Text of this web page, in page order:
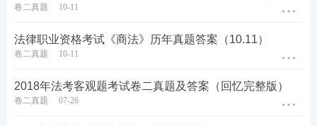
卷二真题 10-11
法律职业资格考试《商法》历年真题答案（10.11）
卷二真题 10-11
2018年法考客观题考试卷二真题及答案（回忆完整版）
卷二真题 07-26